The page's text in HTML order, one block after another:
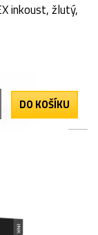
inkoust, žlutý,
DO KOŠÍKU